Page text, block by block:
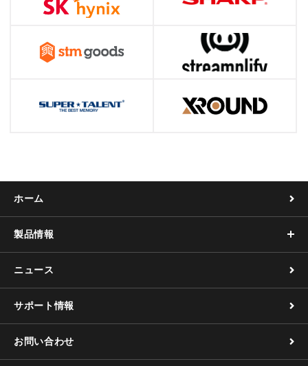
ホーム
製品情報
ニュース
サポート情報
お問い合わせ